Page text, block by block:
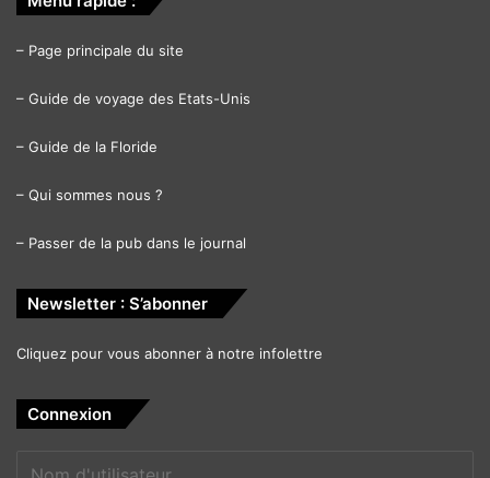
– Page principale du site
– Guide de voyage des Etats-Unis
– Guide de la Floride
– Qui sommes nous ?
– Passer de la pub dans le journal
Newsletter : S’abonner
Cliquez pour vous abonner à notre infolettre
Connexion